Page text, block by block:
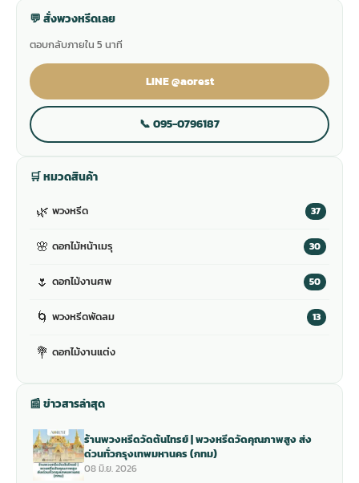
💬 สั่งพวงหรีดเลย
ตอบกลับภายใน 5 นาที
LINE @aorest
📞 095-0796187
🛒 หมวดสินค้า
🌿 พวงหรีด 37
🌸 ดอกไม้หน้าเมรุ 30
🌷 ดอกไม้งานศพ 50
🌀 พวงหรีดพัดลม 13
💐 ดอกไม้งานแต่ง
📰 ข่าวสารล่าสุด
ร้านพวงหรีดวัดต้นไทรย์ | พวงหรีดวัดคุณภาพสูง ส่ง
ด่วนทั่วกรุงเทพมหานคร (กทม)
08 มิ.ย. 2026